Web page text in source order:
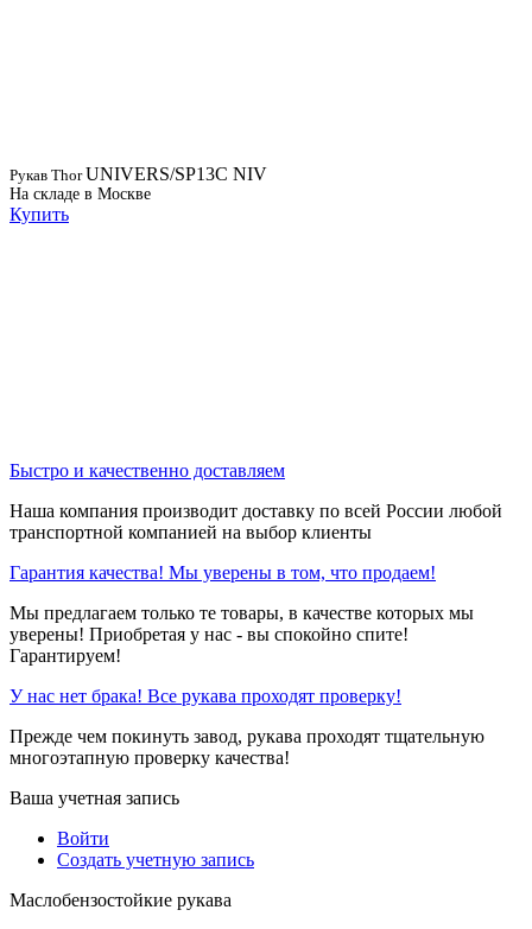
Рукав ThorUNIVERS/SP13C NIV
На складе в Москве
Купить
Быстро и качественно доставляем
Наша компания производит доставку по всей России любой
транспортной компанией на выбор клиенты
Гарантия качества! Мы уверены в том, что продаем!
Мы предлагаем только те товары, в качестве которых мы
уверены! Приобретая у нас - вы спокойно спите!
Гарантируем!
У нас нет брака! Все рукава проходят проверку!
Прежде чем покинуть завод, рукава проходят тщательную
многоэтапную проверку качества!
Ваша учетная запись
Войти
Создать учетную запись
Маслобензостойкие рукава